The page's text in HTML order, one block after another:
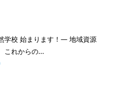
学校 始まります！― 地域資源
これからの...